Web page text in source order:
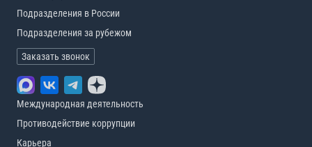
Подразделения в России
Подразделения за рубежом
Заказать звонок
Международная деятельность
Противодействие коррупции
Карьера